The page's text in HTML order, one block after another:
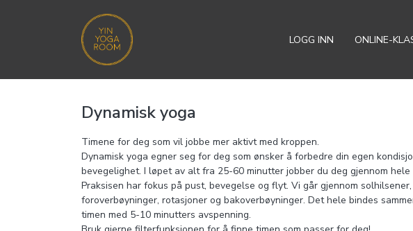
LOGG INN ONLINE-
Dynamisk yoga
Timene for deg som vil jobbe mer aktivt med kroppen.
Dynamisk yoga egner seg for deg som ønsker å forbedre din egen
bevegelighet. I løpet av alt fra 25-60 minutter jobber du deg gjennom hele
Praksisen har fokus på pust, bevegelse og flyt. Vi går gjennom
foroverbøyninger, rotasjoner og bakoverbøyninger. Det hele bindes
timen med 5-10 minutters avspenning.